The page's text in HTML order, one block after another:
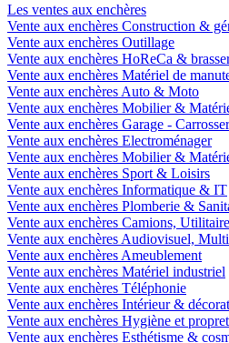
Les ventes aux enchères
Vente aux enchères Construction &
Vente aux enchères Outillage
Vente aux enchères HoReCa &
Vente aux enchères Matériel de
Vente aux enchères Auto & Moto
Vente aux enchères Mobilier &
Vente aux enchères Garage -
Vente aux enchères Electroménager
Vente aux enchères Mobilier &
Vente aux enchères Sport & Loisirs
Vente aux enchères Informatique & IT
Vente aux enchères Plomberie &
Vente aux enchères Camions,
Vente aux enchères Audiovisuel,
Vente aux enchères Ameublement
Vente aux enchères Matériel industriel
Vente aux enchères Téléphonie
Vente aux enchères Intérieur &
Vente aux enchères Hygiène et
Vente aux enchères Esthétisme &